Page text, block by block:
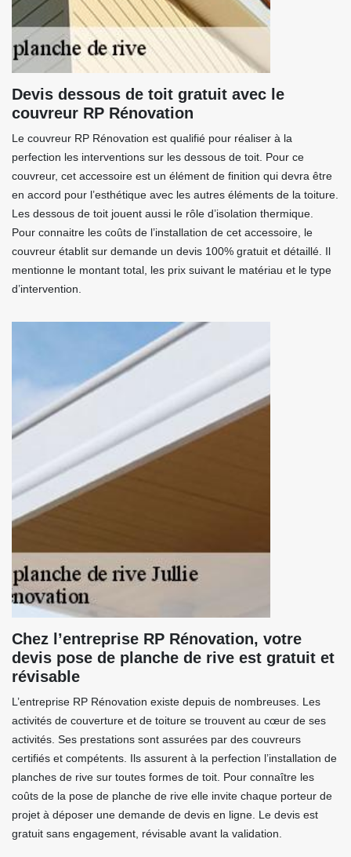
Devis dessous de toit gratuit avec le
couvreur RP Rénovation
Le couvreur RP Rénovation est qualifié pour réaliser à la
perfection les interventions sur les dessous de toit. Pour ce
couvreur, cet accessoire est un élément de finition qui devra être
en accord pour l’esthétique avec les autres éléments de la toiture.
Les dessous de toit jouent aussi le rôle d’isolation thermique.
Pour connaitre les coûts de l’installation de cet accessoire, le
couvreur établit sur demande un devis 100% gratuit et détaillé. Il
mentionne le montant total, les prix suivant le matériau et le type
d’intervention.
Chez l’entreprise RP Rénovation, votre
devis pose de planche de rive est gratuit et
révisable
L’entreprise RP Rénovation existe depuis de nombreuses. Les
activités de couverture et de toiture se trouvent au cœur de ses
activités. Ses prestations sont assurées par des couvreurs
certifiés et compétents. Ils assurent à la perfection l’installation de
planches de rive sur toutes formes de toit. Pour connaître les
coûts de la pose de planche de rive elle invite chaque porteur de
projet à déposer une demande de devis en ligne. Le devis est
gratuit sans engagement, révisable avant la validation.